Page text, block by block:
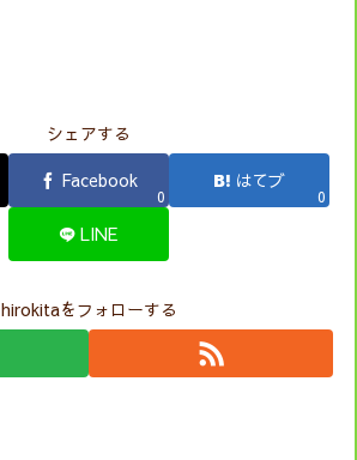
シェアする
Facebook
0
はてブ
0
LINE
hirokitaをフォローする